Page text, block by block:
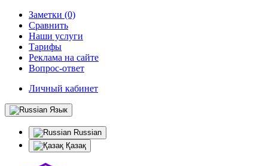
Заметки (0)
Сравнить
Наши услуги
Тарифы
Реклама на сайте
Вопрос-ответ
Личный кабинет
Язык
Russian
Қазақ